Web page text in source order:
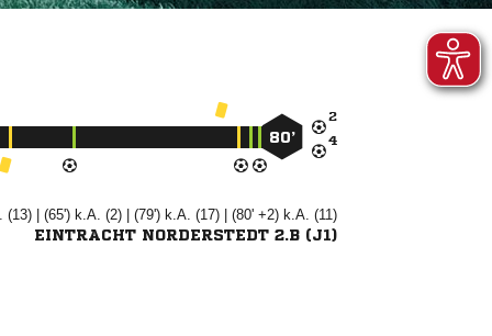


80’
(13) | (65') k.A. (2) | (79') k.A. (17) | (80' +2) k.A. (11)
EINTRACHT NORDERSTEDT 2.B (J1)